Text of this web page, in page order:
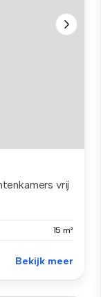
vrij
15 m²
Bekijk meer